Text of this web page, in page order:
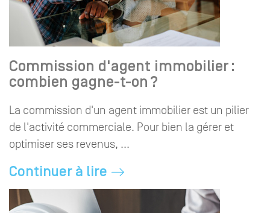
Commission d'agent immobilier :
combien gagne-t-on ?
La commission d'un agent immobilier est un pilier
de l'activité commerciale. Pour bien la gérer et
optimiser ses revenus, ...
Continuer à lire